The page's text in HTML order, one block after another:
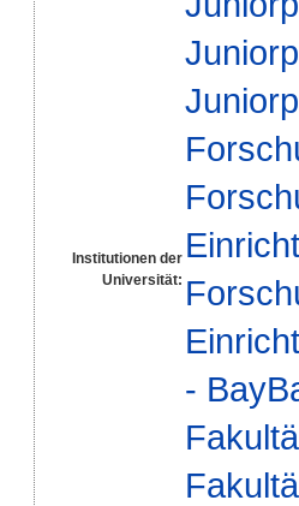
Institutionen der
Universität:
-